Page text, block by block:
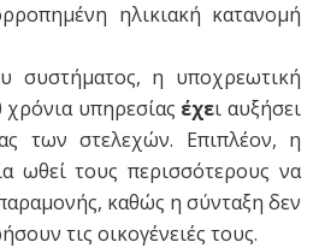
ηλικιακή κατανομή
συστήματος, η υποχρεωτική
υπηρεσίας έχει αυξήσει
των στελεχών. Επιπλέον, η
ωθεί τους περισσότερους να
καθώς η σύνταξη δεν
τις οικογένειές τους.